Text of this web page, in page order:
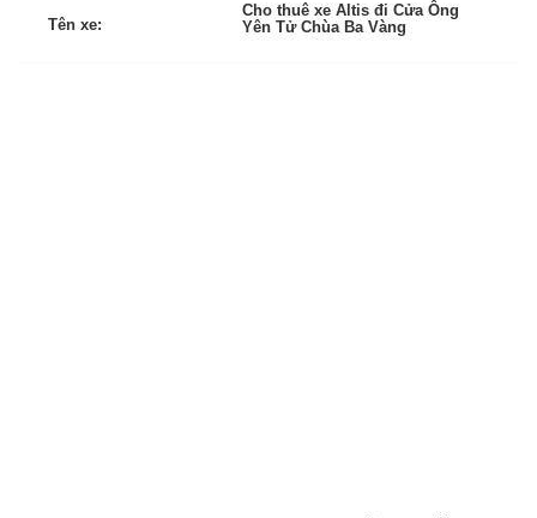
Tên xe:
Cho thuê xe Altis đi Cửa Ông
Yên Tử Chùa Ba Vàng